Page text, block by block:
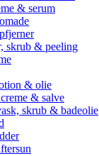
& serum
skrub & peeling
& olie
& salve
skrub & badeolie